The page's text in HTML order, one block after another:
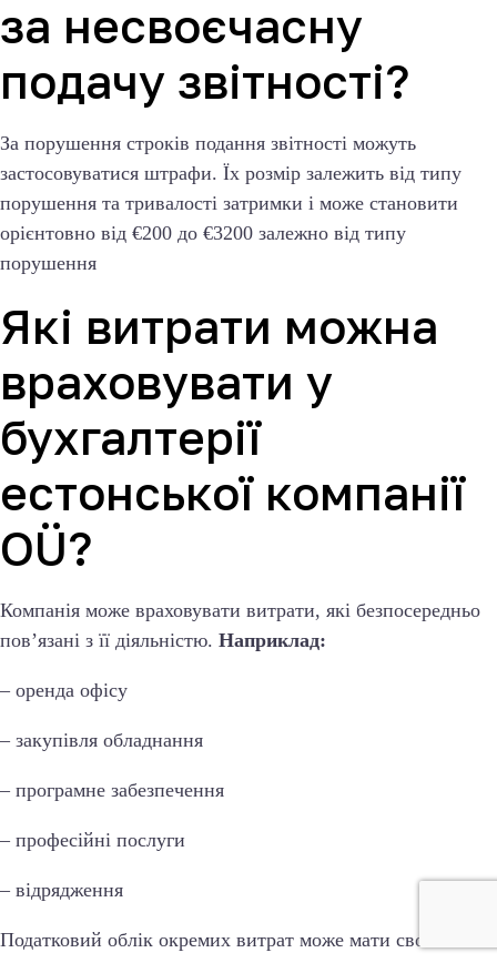
за несвоєчасну
подачу звітності?
За порушення строків подання звітності можуть
застосовуватися штрафи. Їх розмір залежить від типу
порушення та тривалості затримки і може становити
орієнтовно від €200 до €3200 залежно від типу
порушення
Які витрати можна
враховувати у
бухгалтерії
естонської компанії
OÜ?
Компанія може враховувати витрати, які безпосередньо
пов’язані з її діяльністю. Наприклад:
– оренда офісу
– закупівля обладнання
– програмне забезпечення
– професійні послуги
– відрядження
Податковий облік окремих витрат може мати свої